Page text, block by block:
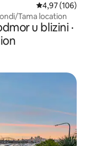
Prosječna
4,97 (106)
GUARANTEED! Fab Bondi/Tama location
u blizini ·
gosti”